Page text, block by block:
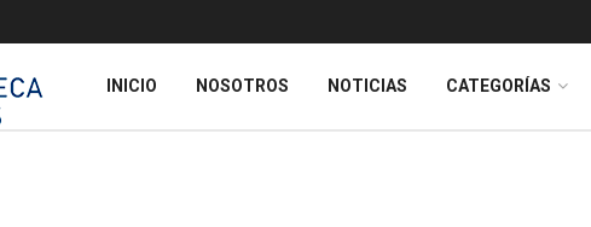
INICIO NOSOTROS NOTICIAS CATEGORÍAS